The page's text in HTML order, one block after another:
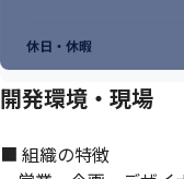
休日・休暇
開発環境・現場
■ 組織の特徴